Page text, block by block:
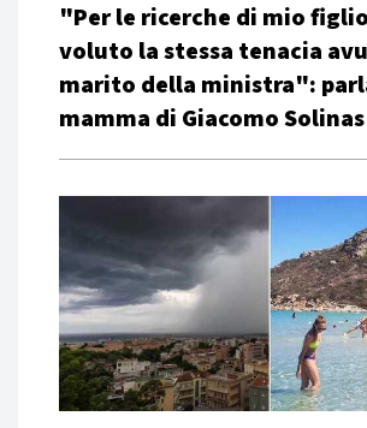
"Per le ricerche di mio
voluto la stessa tenacia
marito della ministra":
mamma di Giacomo Solinas